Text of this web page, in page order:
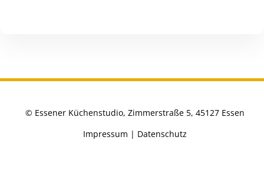
© Essener Küchenstudio, Zimmerstraße 5, 45127 Essen
Impressum | Datenschutz